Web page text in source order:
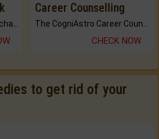
AstroSage Yearbook is a channel to fulfill your dreams and destiny.
Career Counselling
The CogniAstro Career Counselling Report is the most comprehensive report available on this topic.
CHECK NOW
to get rid of your